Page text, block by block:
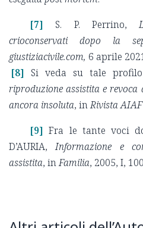
[7] S. P. Perrino,
crioconservati dopo la
giustiziacivile.com, 6 aprile
[8] Si veda su tale
riproduzione assistita e revoca
ancora insoluta, inRivista AIAF
[9] Fra le tante voci
D’AURIA,Informazione e
assistita, inFamilia, 2005, I,